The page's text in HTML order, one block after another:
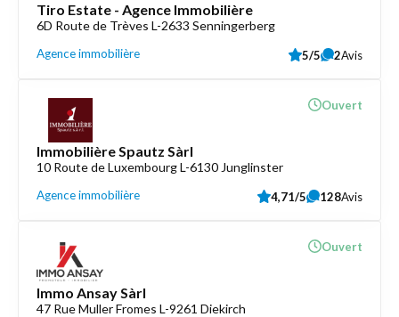
Tiro Estate - Agence Immobilière
6D Route de Trèves L-2633 Senningerberg
Agence immobilière 5/5 2Avis
Immobilière Spautz Sàrl
10 Route de Luxembourg L-6130 Junglinster
Agence immobilière
Ouvert
4,71/5 128Avis
Immo Ansay Sàrl
47 Rue Muller Fromes L-9261 Diekirch
Ouvert